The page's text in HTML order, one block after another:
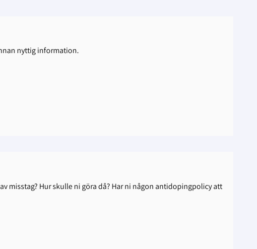
nyttig information.
misstag? Hur skulle ni göra då? Har ni någon antidopingpolicy att